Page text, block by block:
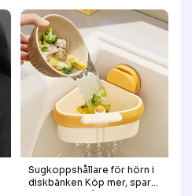
Sugkoppshållare för hörn i
diskbänken Köp mer, spara